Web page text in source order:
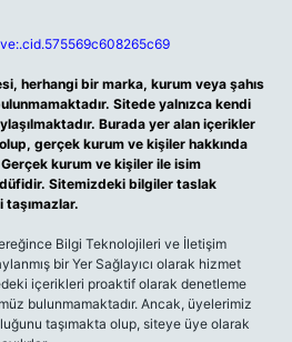
herhangi bir marka, kurum veya şahıs
Sitede yalnızca kendi
Burada yer alan içerikler
gerçek kurum ve kişiler hakkında
kurum ve kişiler ile isim
Sitemizdeki bilgiler taslak
Bilgi Teknolojileri ve İletişim
bir Yer Sağlayıcı olarak hizmet
içerikleri proaktif olarak denetleme
bulunmamaktadır. Ancak, üyelerimiz
taşımakta olup, siteye üye olarak